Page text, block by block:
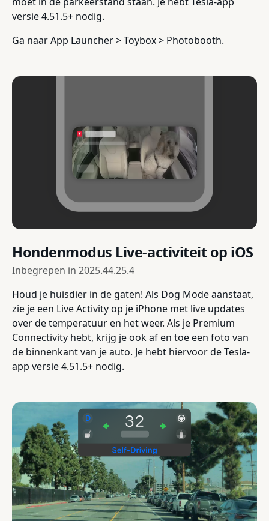
versie 4.51.5+ nodig.
Ga naar App Launcher > Toybox > Photobooth.
Hondenmodus Live-activiteit op iOS
Inbegrepen in 2025.44.25.4
Houd je huisdier in de gaten! Als Dog Mode aanstaat,
zie je een Live Activity op je iPhone met live updates
over de temperatuur en het weer. Als je Premium
Connectivity hebt, krijg je ook af en toe een foto van
de binnenkant van je auto. Je hebt hiervoor de Tesla-
app versie 4.51.5+ nodig.